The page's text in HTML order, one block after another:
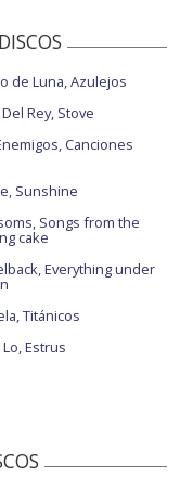
2
2021 RTVE
de Luna, Azulejos
Rey, Stove
Canciones
Sunshine
Songs from the
cake
Everything under
Titánicos
Estrus